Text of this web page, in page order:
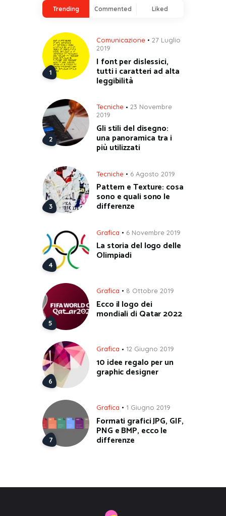
Trending Commented Liked
Comunicazione
27 Luglio
2019
I font per dislessici,
tutti i caratteri ad alta
leggibilità
Tecniche
23 Novembre
2019
Gli stili del disegno:
una panoramica tra i
più utilizzati
Tecniche 6 Agosto 2019
Pattern e Texture: cosa
sono e quali sono le
differenze
Grafica 6 Novembre 2019
La storia del logo delle
Olimpiadi
Grafica 8 Ottobre 2019
Ecco il logo dei
mondiali di Qatar 2022
Grafica 12 Giugno 2019
10 idee regalo per un
graphic designer
Grafica 1 Giugno 2019
Formati grafici JPG, GIF,
PNG e BMP, ecco le
differenze